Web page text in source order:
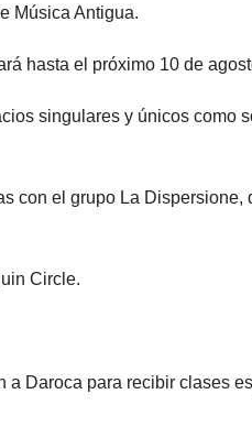
Música Antigua.
hasta el próximo 10 de
singulares y únicos como
con el grupo La Dispersione,
Circle.
a Daroca para recibir clases